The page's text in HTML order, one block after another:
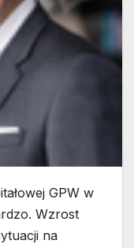
GPW w
Wzrost
na